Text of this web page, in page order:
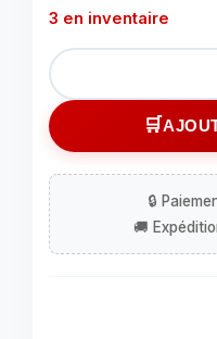
3 en inventaire
quantité
de
Barre
d'attelage
de
4''
6,000